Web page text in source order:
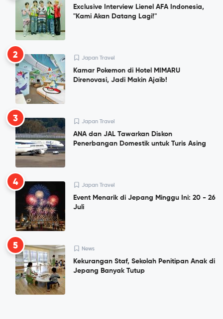
Exclusive Interview Lienel AFA Indonesia,
"Kami Akan Datang Lagi!"
2 Japan Travel
Kamar Pokemon di Hotel MIMARU
Direnovasi, Jadi Makin Ajaib!
3 Japan Travel
ANA dan JAL Tawarkan Diskon
Penerbangan Domestik untuk Turis Asing
4 Japan Travel
Event Menarik di Jepang Minggu Ini: 20 - 26
Juli
5 News
Kekurangan Staf, Sekolah Penitipan Anak di
Jepang Banyak Tutup